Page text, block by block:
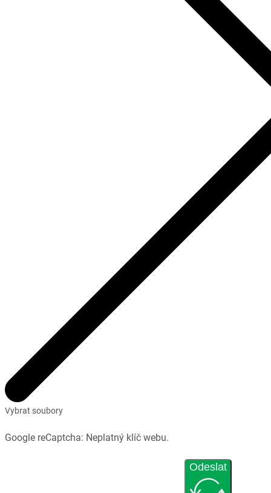
Vybrat soubory
Google reCaptcha: Neplatný klíč webu.
Odeslat